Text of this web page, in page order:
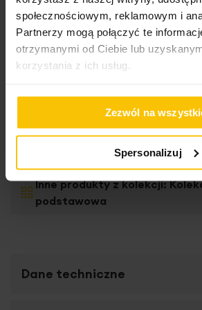
społecznościowym, reklamowym i
Partnerzy mogą połączyć te
otrzymanymi od Ciebie lub
korzystania z ich usług.
Zezwól na
Spersonalizuj
Inne produkty z kolekcji:
podstawowa
Dane techniczne